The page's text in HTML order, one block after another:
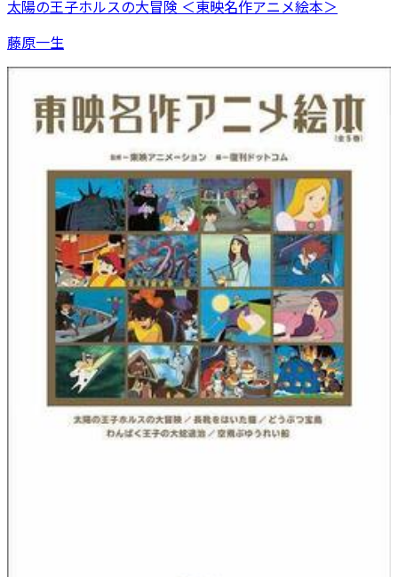
太陽の王子ホルスの大冒険 ＜東映名作アニメ絵本＞
藤原一生